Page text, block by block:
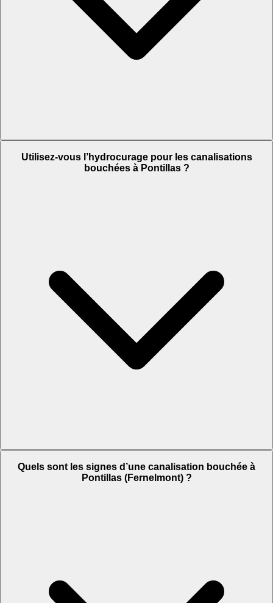
Utilisez-vous l’hydrocurage pour les canalisations
bouchées à Pontillas ?
Quels sont les signes d’une canalisation bouchée à
Pontillas (Fernelmont) ?